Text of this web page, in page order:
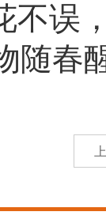
不误
随春